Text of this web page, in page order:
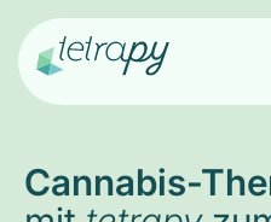
Cannabis-